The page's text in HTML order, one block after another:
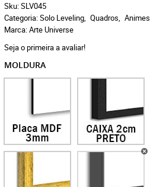
Sku:SLV045
Categoria:Solo Leveling Quadros
Animes
Marca:Arte Universe
Seja o primeira a avaliar!
MOLDURA